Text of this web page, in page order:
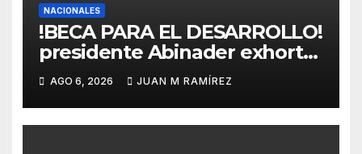
NACIONALES
!BECA PARA EL DESARROLLO!
presidente Abinader exhortó
a beneficiados a asumir becas
con responsabilidad y
convertirse en embajadores
de dominicanidad en centros
AGO 6, 2026 JUAN M RAMÍREZ